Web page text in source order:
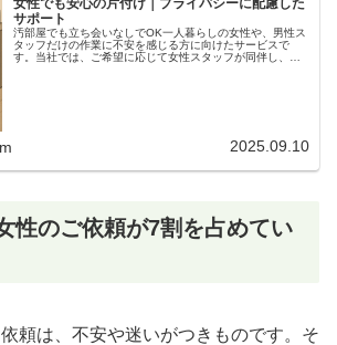
女性でも安心の片付け｜プライバシーに配慮した
サポート
汚部屋でも立ち会いなしでOK一人暮らしの女性や、男性ス
タッフだけの作業に不安を感じる方に向けたサービスで
す。当社では、ご希望に応じて女性スタッフが同伴し、片
2025.09.10
性のご依頼が7割を占めてい
頼は、不安や迷いがつきものです。そ